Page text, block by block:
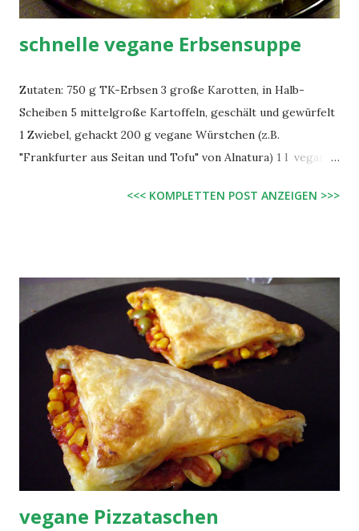
schnelle vegane Erbsensuppe
Zutaten: 750 g TK-Erbsen 3 große Karotten, in Halb-
Scheiben 5 mittelgroße Kartoffeln, geschält und gewürfelt
1 Zwiebel, gehackt 200 g vegane Würstchen (z.B.
"Frankfurter aus Seitan und Tofu" von Alnatura) 1 l vegane
Petersilie etwas Brühepulver Salz, Pfeffer Zubereitung:
Suppe in einen anderen Topf geben, Lorbeerblätter
entfernen und schön cremig durchpürieren. Beides wieder
zusammengeben, vegane Würstchen, Margarine und
Petersilie hinzufügen und mit Brühepulver, Salz und Pfeffer
abschmecken. Fertig.
<<< KOMPLETTEN POST ANZEIGEN >>>
vegane Pizzataschen